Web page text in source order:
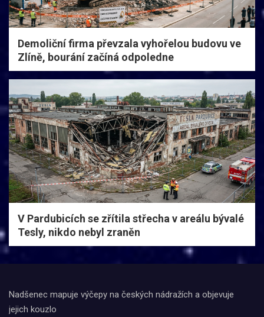
Demoliční firma převzala vyhořelou budovu ve
Zlíně, bourání začíná odpoledne
V Pardubicích se zřítila střecha v areálu bývalé
Tesly, nikdo nebyl zraněn
Nadšenec mapuje výčepy na českých nádražích a objevuje
jejich kouzlo